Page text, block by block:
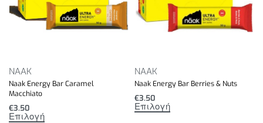
NAAK
Naak Energy Bar Caramel
Macchiato
€3.50
Επιλογή
NAAK
Naak Energy Bar Berries & Nuts
€3.50
Επιλογή